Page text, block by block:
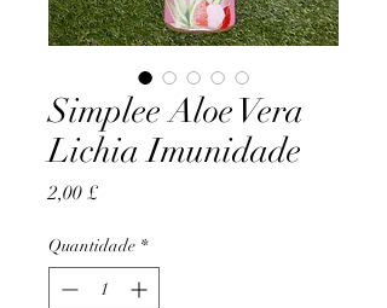
Simplee Aloe Vera
Lichia Imunidade
2,00 £Preço
Quantidade *